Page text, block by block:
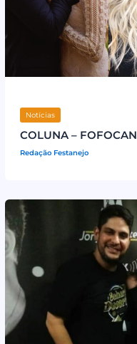
Notícias
COLUNA –
Redação Festanejo